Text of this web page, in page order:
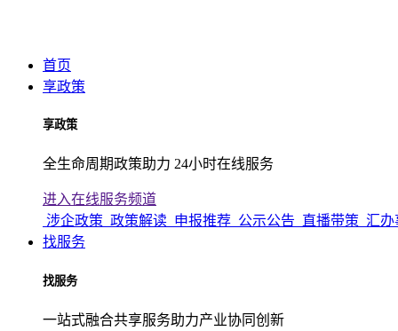
首页
享政策
享政策
全生命周期政策助力 24小时在线服务
进入在线服务频道
涉企政策 政策解读 申报推荐 公示公告 直播带策 汇办
找服务
找服务
一站式融合共享服务助力产业协同创新